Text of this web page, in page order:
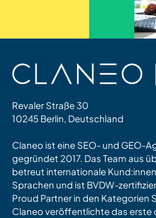
Revaler Straße 30
10245 Berlin, Deutschland
Claneo ist eine SEO- und GEO-
gegründet 2017. Das Team aus
betreut internationale
Sprachen und ist BVDW-
Proud Partner in den Kategorien
Claneo veröffentlichte das